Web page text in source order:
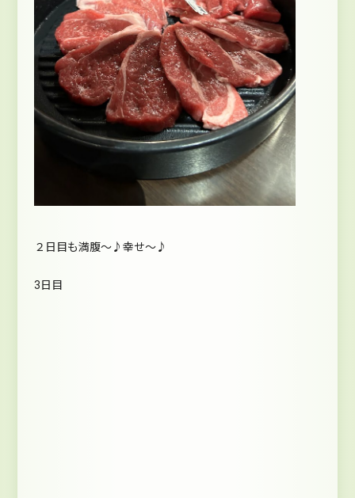
２日目も満腹～♪幸せ～♪
3日目